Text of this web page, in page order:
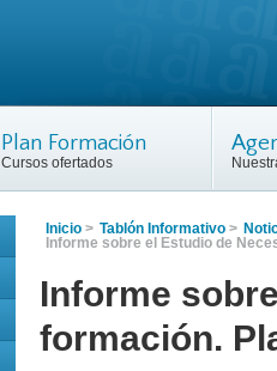
Plan Formación
Cursos ofertados
Inicio > Tablón Informativo >
Informe sobre el Estudio de
Informe
formación.